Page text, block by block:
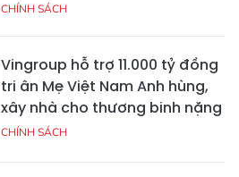
CHÍNH SÁCH
Vingroup hỗ trợ 11.000 tỷ đồng
tri ân Mẹ Việt Nam Anh hùng,
xây nhà cho thương binh nặng
CHÍNH SÁCH